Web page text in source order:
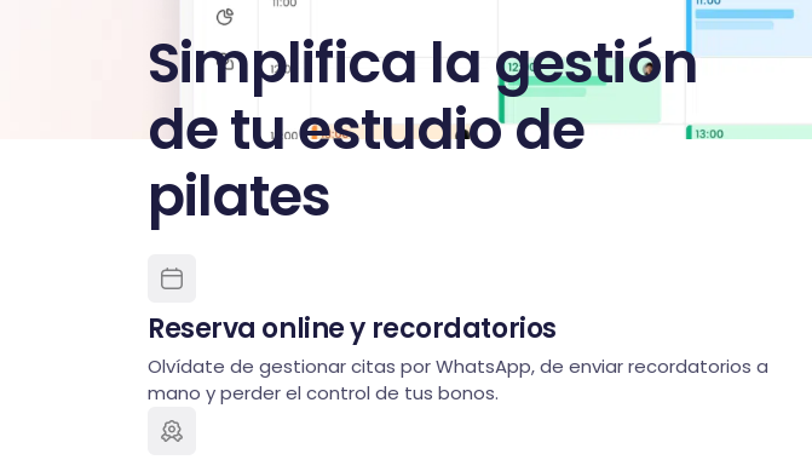
Simplifica la gestión
de tu estudio de
pilates
Reserva online y recordatorios
Olvídate de gestionar citas por WhatsApp, de enviar recordatorios a
mano y perder el control de tus bonos.